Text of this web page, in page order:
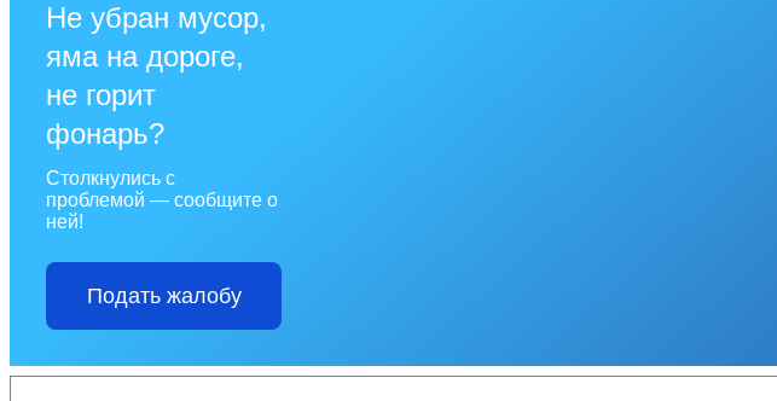
Не убран мусор,
яма на дороге,
не горит
фонарь?
Столкнулись с
проблемой — сообщите о
ней!
Подать жалобу